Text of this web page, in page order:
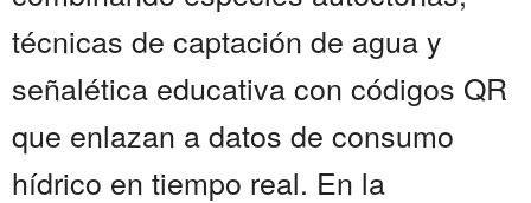
técnicas de captación de agua y
señalética educativa con códigos QR
que enlazan a datos de consumo
hídrico en tiempo real. En la